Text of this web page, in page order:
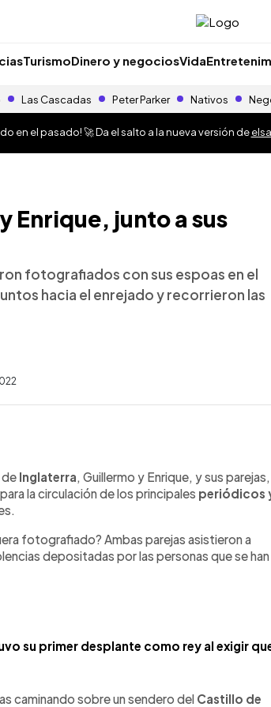
TurismoDinero y negociosVida
Las Cascadas Peter Parker Nativos
en el pasado! 🚀 Da el salto a la nueva versión de
Enrique, junto a sus
fotografiados con sus espoas en el
hacia el enrejado y recorrieron las
Inglaterra, Guillermo y Enrique, y sus parejas,
la circulación de los principales periódicos
fotografiado? Ambas parejas asistieron a
depositadas por las personas que se han
su primer desplante como rey al exigir
caminando sobre un sendero del Castillo de